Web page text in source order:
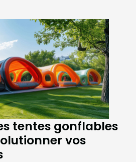
tentes gonflables
vos